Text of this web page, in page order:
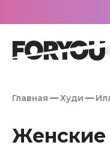
Главная Худи
Женские